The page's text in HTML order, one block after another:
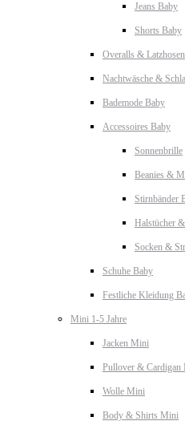
Jeans Baby
Shorts Baby
Overalls &
Nachtwäsche &
Bademode Baby
Accessoires Baby
Sonnenbrille
Beanies &
Stirnbänder
Halstücher
Socken &
Schuhe Baby
Festliche Kleidung
Mini 1-5 Jahre
Jacken Mini
Pullover & Cardigan
Wolle Mini
Body & Shirts Mini